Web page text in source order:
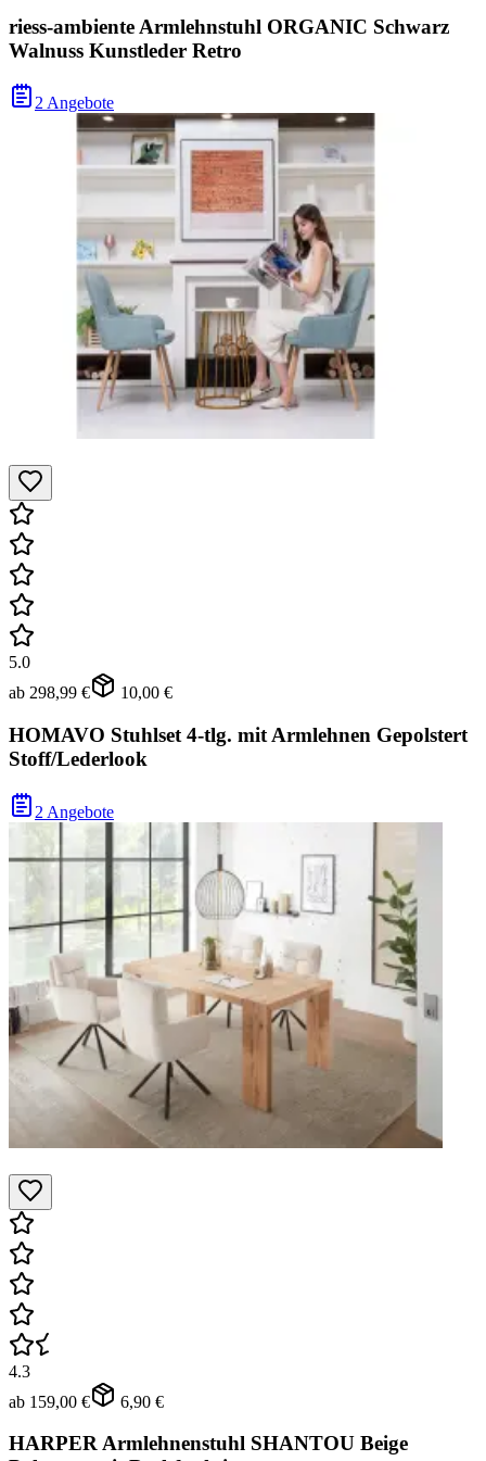
riess-ambiente Armlehnstuhl ORGANIC Schwarz
Walnuss Kunstleder Retro
2 Angebote
5.0
ab 298,99 € 10,00 €
HOMAVO Stuhlset 4-tlg. mit Armlehnen Gepolstert
Stoff/Lederlook
2 Angebote
4.3
ab 159,00 € 6,90 €
HARPER Armlehnenstuhl SHANTOU Beige